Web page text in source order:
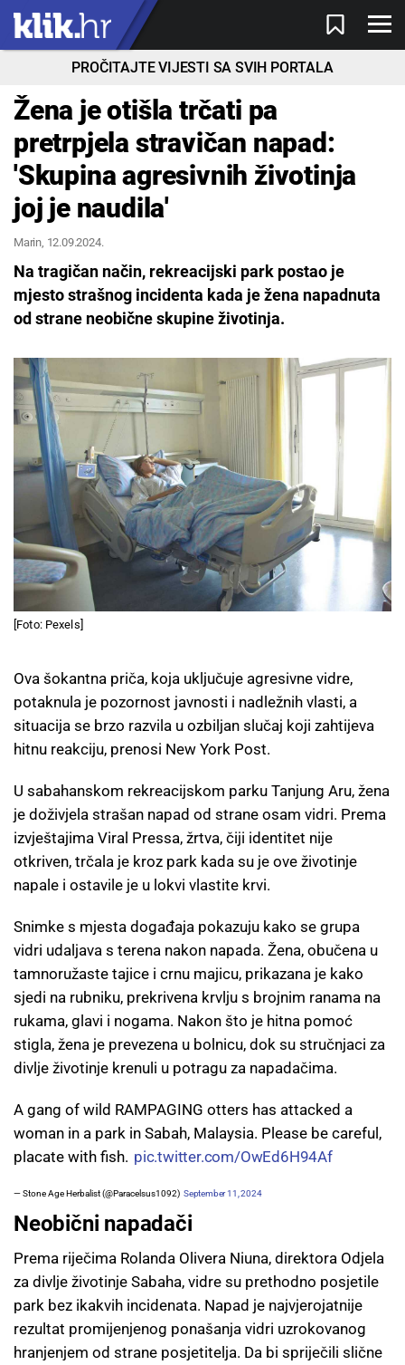
PROČITAJTE VIJESTI SA SVIH PORTALA
Žena je otišla trčati pa
pretrpjela stravičan napad:
'Skupina agresivnih životinja
joj je naudila'
Marin, 12.09.2024.
Na tragičan način, rekreacijski park postao je
mjesto strašnog incidenta kada je žena napadnuta
od strane neobične skupine životinja.
[Foto: Pexels]
Ova šokantna priča, koja uključuje agresivne vidre,
potaknula je pozornost javnosti i nadležnih vlasti, a
situacija se brzo razvila u ozbiljan slučaj koji zahtijeva
hitnu reakciju, prenosi New York Post.
U sabahanskom rekreacijskom parku Tanjung Aru, žena
je doživjela strašan napad od strane osam vidri. Prema
izvještajima Viral Pressa, žrtva, čiji identitet nije
otkriven, trčala je kroz park kada su je ove životinje
napale i ostavile je u lokvi vlastite krvi.
Snimke s mjesta događaja pokazuju kako se grupa
vidri udaljava s terena nakon napada. Žena, obučena u
tamnoružaste tajice i crnu majicu, prikazana je kako
sjedi na rubniku, prekrivena krvlju s brojnim ranama na
rukama, glavi i nogama. Nakon što je hitna pomoć
stigla, žena je prevezena u bolnicu, dok su stručnjaci za
divlje životinje krenuli u potragu za napadačima.
A gang of wild RAMPAGING otters has attacked a
woman in a park in Sabah, Malaysia. Please be careful,
placate with fish. pic.twitter.com/OwEd6H94Af
— Stone Age Herbalist (@Paracelsus1092) September 11, 2024
Neobični napadači
Prema riječima Rolanda Olivera Niuna, direktora Odjela
za divlje životinje Sabaha, vidre su prethodno posjetile
park bez ikakvih incidenata. Napad je najvjerojatnije
rezultat promijenjenog ponašanja vidri uzrokovanog
hranjenjem od strane posjetitelja. Da bi spriječili slične